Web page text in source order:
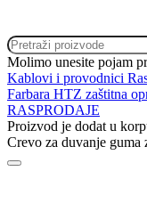
Molimo unesite pojam
Kablovi i provodnici
Farbara HTZ zaštitna
RASPRODAJE
Proizvod je dodat u
Crevo za duvanje guma